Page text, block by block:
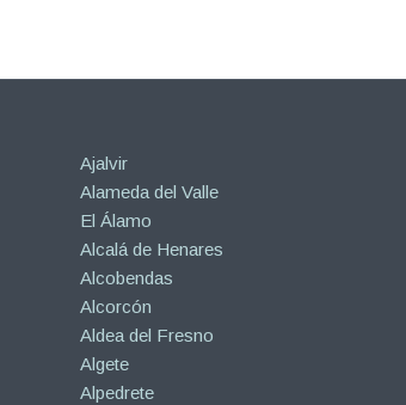
Ajalvir
Alameda del Valle
El Álamo
Alcalá de Henares
Alcobendas
Alcorcón
Aldea del Fresno
Algete
Alpedrete